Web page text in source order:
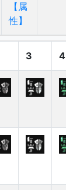
【属
性】
3 4